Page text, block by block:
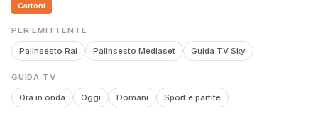
Cartoni
PER EMITTENTE
Palinsesto Rai Palinsesto Mediaset Guida TV Sky
GUIDA TV
Ora in onda Oggi Domani Sport e partite